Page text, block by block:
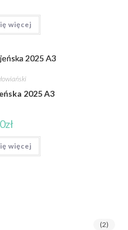
więcej
2025 A3
zł
więcej
(2)